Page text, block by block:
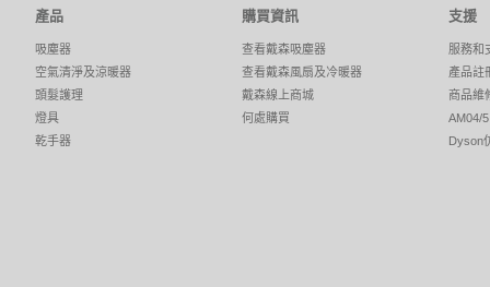
產品
吸塵器
空氣清淨及涼暖器
頭髮護理
燈具
乾手器
購買資訊
查看戴森吸塵器
查看戴森風扇及冷暖器
戴森線上商城
何處購買
支援
服務和
產品註
商品維
AM04/
Dyson